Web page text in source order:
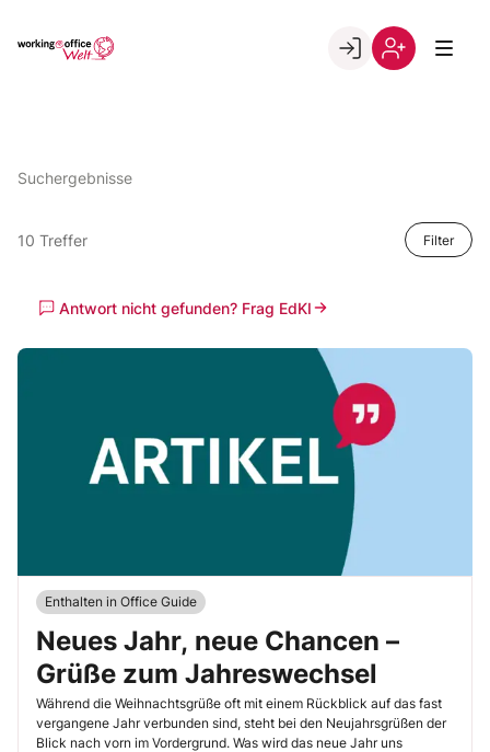
Go to landing page.
Suchergebnisse
10 Treffer Filter
Antwort nicht gefunden? Frag EdKI
Enthalten in Office Guide
Neues Jahr, neue Chancen –
Grüße zum Jahreswechsel
Während die Weihnachtsgrüße oft mit einem Rückblick auf das fast
vergangene Jahr verbunden sind, steht bei den Neujahrsgrüßen der
Blick nach vorn im Vordergrund. Was wird das neue Jahr uns